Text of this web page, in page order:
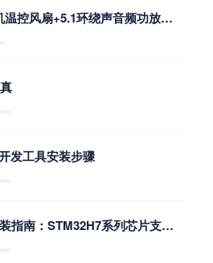
含AT89C52的51单片机温控风扇+5.1环绕声音频功放系统：Altium原理图/PCB+
发工具安装步骤
：STM32H7系列芯片支持包配置